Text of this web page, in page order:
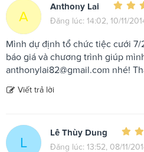
A
Anthony Lai
Đăng lúc: 14:02, 10/11/
Mình dự định tổ chức tiệc cưới
báo giá và chương trình giúp
anthonylai82@gmail.com nhé!
Viết trả lời
L
Lê Thùy Dung
Đăng lúc: 13:52, 08/11/